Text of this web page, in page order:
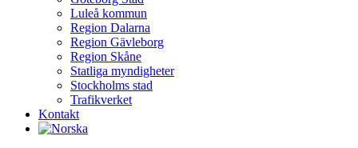
Luleå kommun
Region Dalarna
Region Gävleborg
Region Skåne
Statliga myndigheter
Stockholms stad
Trafikverket
Kontakt